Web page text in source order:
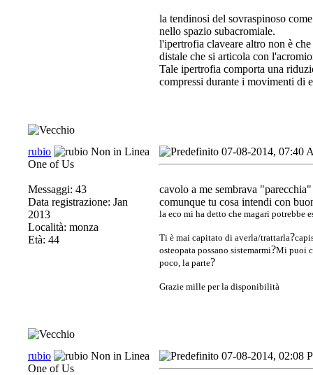
la tendinosi del sovraspinoso
nello spazio subacromiale.
l'ipertrofia claveare altro non è
distale che si articola con
Tale ipertrofia comporta una
compressi durante i movimenti di
rubio
One of Us
Messaggi: 43
Data registrazione: Jan
2013
Località: monza
Età: 44
07-08-2014, 07:40
cavolo a me sembrava "parecchia"
comunque tu cosa intendi con
la eco mi ha detto che magari potrebbe
Ti è mai capitato di averla/trattarla?
osteopata possano sistemarmi?Mi puoi
poco, la parte?
Grazie mille per la disponibilità
rubio
One of Us
07-08-2014, 02:08